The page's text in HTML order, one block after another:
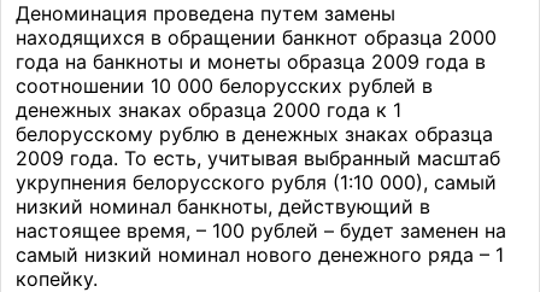
Деноминация проведена путем замены
находящихся в обращении банкнот образца 2000
года на банкноты и монеты образца 2009 года в
соотношении 10 000 белорусских рублей в
денежных знаках образца 2000 года к 1
белорусскому рублю в денежных знаках образца
2009 года. То есть, учитывая выбранный масштаб
укрупнения белорусского рубля (1:10 000), самый
низкий номинал банкноты, действующий в
настоящее время, – 100 рублей – будет заменен на
самый низкий номинал нового денежного ряда – 1
копейку.